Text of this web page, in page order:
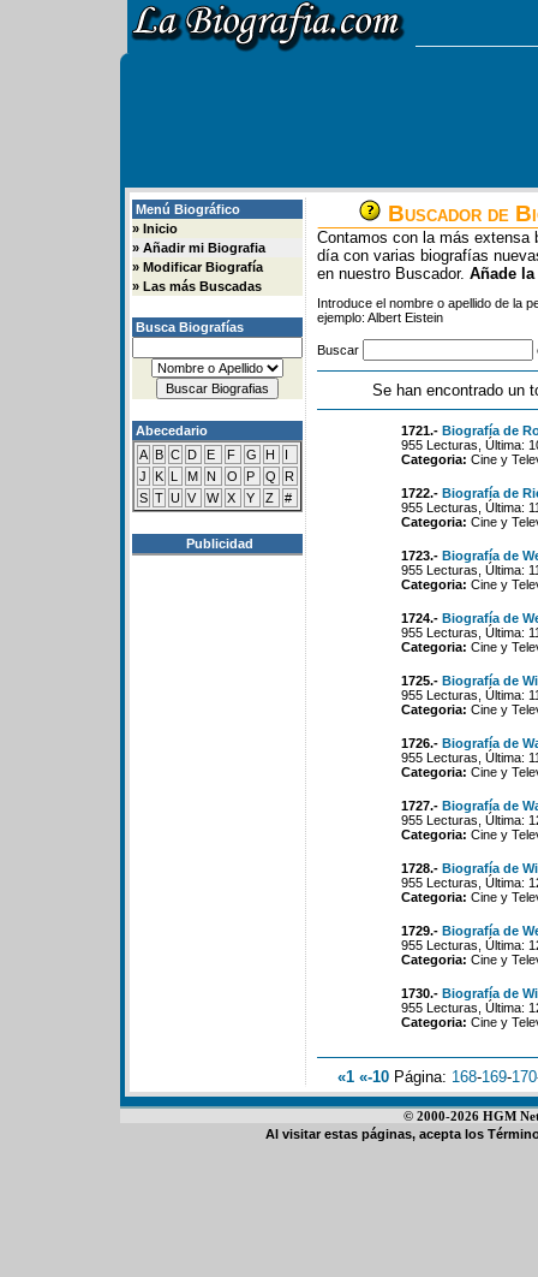
Menú Biográfico
» Inicio
» Añadir mi Biografia
» Modificar Biografía
» Las más Buscadas
Busca Biografías
Abecedario
A B C D E F G H
I
J
K L M N O P Q
R
S T U V W X Y Z #
Publicidad
Buscador de
Contamos con la más extensa
día con varias biografías
en nuestro Buscador. Añade
Introduce el nombre o apellido de la
ejemplo: Albert Eistein
Buscar
Se han encontrado un
1721.- Biografía de
955 Lecturas, Última:
Categoria: Cine y
1722.- Biografía de
955 Lecturas, Última:
Categoria: Cine y
1723.- Biografía de
955 Lecturas, Última:
Categoria: Cine y
1724.- Biografía de
955 Lecturas, Última:
Categoria: Cine y
1725.- Biografía de
955 Lecturas, Última:
Categoria: Cine y
1726.- Biografía de
955 Lecturas, Última:
Categoria: Cine y
1727.- Biografía de
955 Lecturas, Última:
Categoria: Cine y
1728.- Biografía de
955 Lecturas, Última:
Categoria: Cine y
1729.- Biografía de
955 Lecturas, Última:
Categoria: Cine y
1730.- Biografía de
955 Lecturas, Última:
Categoria: Cine y
«1 «-10 Página: 168-169-170
© 2000-2026 HGM
Al visitar estas páginas, acepta los